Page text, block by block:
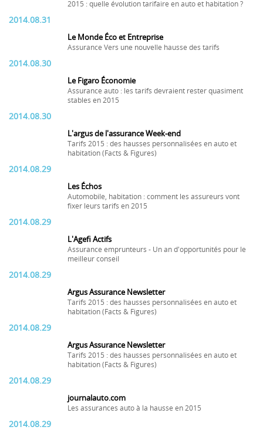
2015 : quelle évolution tarifaire en auto et habitation ?
2014.08.31
Le Monde Éco et Entreprise
Assurance Vers une nouvelle hausse des tarifs
2014.08.30
Le Figaro Économie
Assurance auto : les tarifs devraient rester quasiment
stables en 2015
2014.08.30
L'argus de l'assurance Week-end
Tarifs 2015 : des hausses personnalisées en auto et
habitation (Facts & Figures)
2014.08.29
Les Échos
Automobile, habitation : comment les assureurs vont
fixer leurs tarifs en 2015
2014.08.29
L'Agefi Actifs
Assurance emprunteurs - Un an d'opportunités pour le
meilleur conseil
2014.08.29
Argus Assurance Newsletter
Tarifs 2015 : des hausses personnalisées en auto et
habitation (Facts & Figures)
2014.08.29
Argus Assurance Newsletter
Tarifs 2015 : des hausses personnalisées en auto et
habitation (Facts & Figures)
2014.08.29
journalauto.com
Les assurances auto à la hausse en 2015
2014.08.29